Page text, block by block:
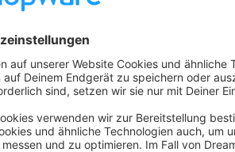
haben aber einen beschränkten